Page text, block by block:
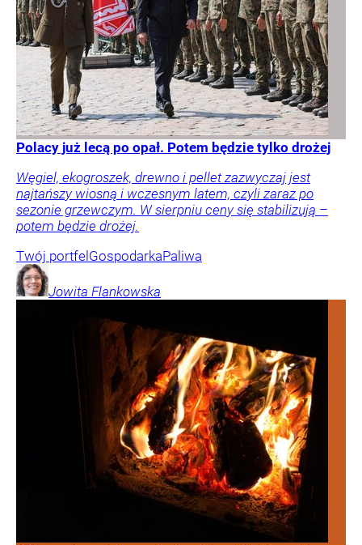
Polacy już lecą po opał. Potem będzie tylko drożej
Węgiel, ekogroszek, drewno i pellet zazwyczaj jest
najtańszy wiosną i wczesnym latem, czyli zaraz po
sezonie grzewczym. W sierpniu ceny się stabilizują –
potem będzie drożej.
Twój portfel GospodarkaPaliwa
Jowita Flankowska